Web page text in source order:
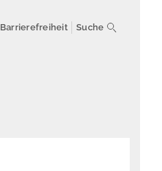
Barrierefreiheit Suche